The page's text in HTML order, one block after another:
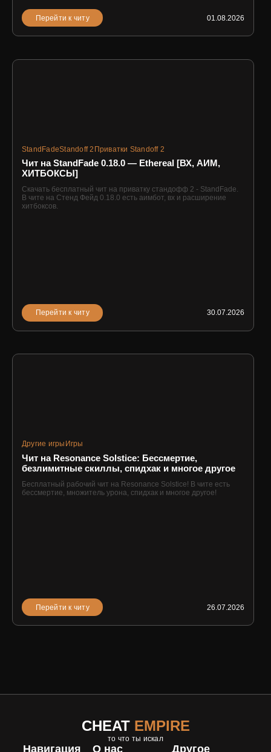
Перейти к читу 01.08.2026
StandFadeStandoff 2 Приватки Standoff 2
Чит на StandFade 0.18.0 — Ethereal [ВХ, АИМ,
ХИТБОКСЫ]
Скачать бесплатный чит на приватку стандофф 2 - StandFade.
В чите на Стенд Фейд 0.18.0 есть аимбот, вх и расширение
хитбоксов.
Перейти к читу 30.07.2026
Другие игры Игры
Чит на Resonance Solstice: Бессмертие,
безлимитные скиллы, спидхак и многое другое
Бесплатный рабочий чит на Resonance Solstice! В чите есть
бессмертие, множитель урона, спидхак и многое другое!
Перейти к читу 26.07.2026
CHEAT EMPIRE
то что ты искал
Навигация О нас Другое